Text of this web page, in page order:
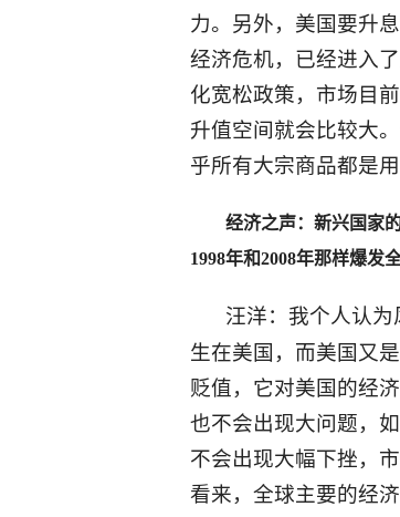
力。另外，美国要升
经济危机，已经进入
化宽松政策，市场目
升值空间就会比较大
乎所有大宗商品都是
经济之声：新兴国家
1998年和2008年那样爆发
汪洋：我个人认
生在美国，而美国又
贬值，它对美国的经
也不会出现大问题，
不会出现大幅下挫，
看来，全球主要的经